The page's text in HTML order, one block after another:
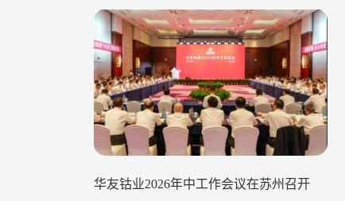
华友钴业2026年中工作会议在苏州召开